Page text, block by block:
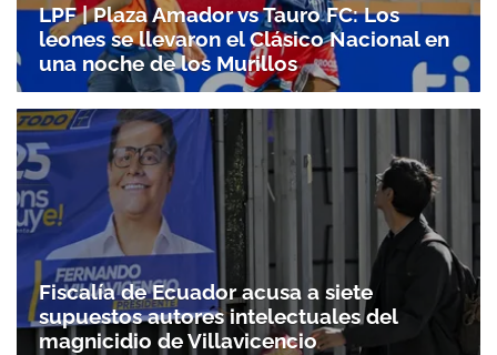
LPF | Plaza Amador vs Tauro FC: Los
leones se llevaron el Clásico Nacional en
una noche de los Murillos
Fiscalía de Ecuador acusa a siete
supuestos autores intelectuales del
magnicidio de Villavicencio